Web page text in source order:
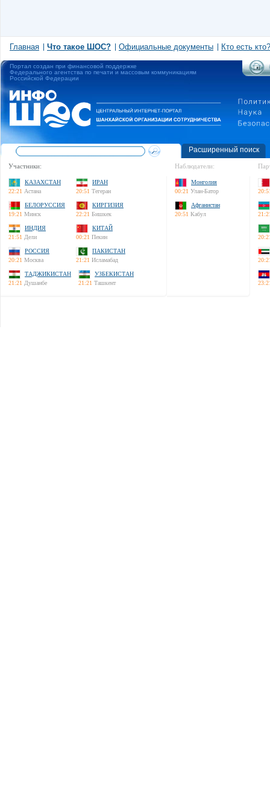
Главная Что такое ШОС? Официальные документы Кто есть кто?
Портал создан при финансовой поддержке
Федерального агентства по печати и массовым коммуникациям
Российской Федерации
Расширенный поиск
Участники:
КАЗАХСТАН
22:21 Астана
ИРАН
20:51 Тегеран
БЕЛОРУССИЯ
19:21 Минск
КИРГИЗИЯ
22:21 Бишкек
ИНДИЯ
21:51 Дели
КИТАЙ
00:21 Пекин
РОССИЯ
20:21 Москва
ПАКИСТАН
21:21 Исламабад
ТАДЖИКИСТАН
21:21 Душанбе
УЗБЕКИСТАН
21:21 Ташкент
Наблюдатели:
Монголия
00:21 Улан-Батор
Афганистан
20:51 Кабул